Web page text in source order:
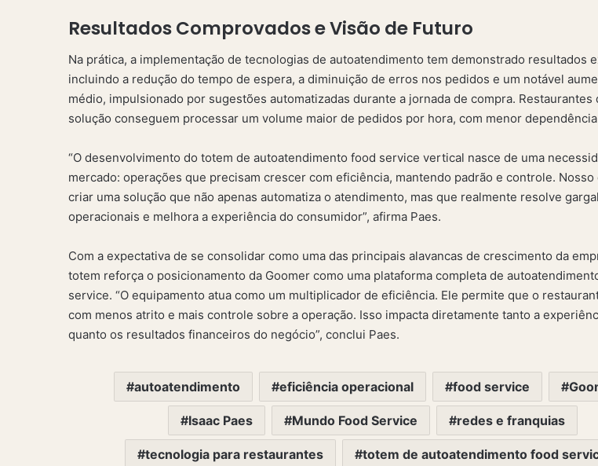
Resultados Comprovados e Visão de Futuro
Na prática, a implementação de tecnologias de autoatendimento tem demonstrado resultados
incluindo a redução do tempo de espera, a diminuição de erros nos pedidos e um notável
médio, impulsionado por sugestões automatizadas durante a jornada de compra. Restaurantes
solução conseguem processar um volume maior de pedidos por hora, com menor
“O desenvolvimento do totem de autoatendimento food service vertical nasce de uma
mercado: operações que precisam crescer com eficiência, mantendo padrão e controle.
criar uma solução que não apenas automatiza o atendimento, mas que realmente resolve
operacionais e melhora a experiência do consumidor”, afirma Paes.
Com a expectativa de se consolidar como uma das principais alavancas de crescimento da
totem reforça o posicionamento da Goomer como uma plataforma completa de
service. “O equipamento atua como um multiplicador de eficiência. Ele permite que o
com menos atrito e mais controle sobre a operação. Isso impacta diretamente tanto a
quanto os resultados financeiros do negócio”, conclui Paes.
autoatendimento eficiência operacional food service
Isaac Paes Mundo Food Service redes e franquias
tecnologia para restaurantes totem de autoatendimento food